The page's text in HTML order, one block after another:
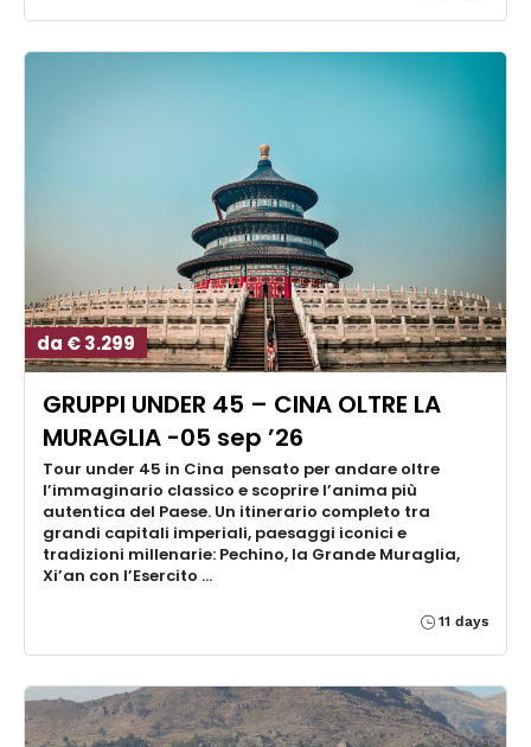
da € 3.299
GRUPPI UNDER 45 – CINA OLTRE LA
MURAGLIA -05 sep ’26
Tour under 45 in Cina pensato per andare oltre
l’immaginario classico e scoprire l’anima più
autentica del Paese. Un itinerario completo tra
grandi capitali imperiali, paesaggi iconici e
tradizioni millenarie: Pechino, la Grande Muraglia,
Xi’an con l’Esercito …
11 days